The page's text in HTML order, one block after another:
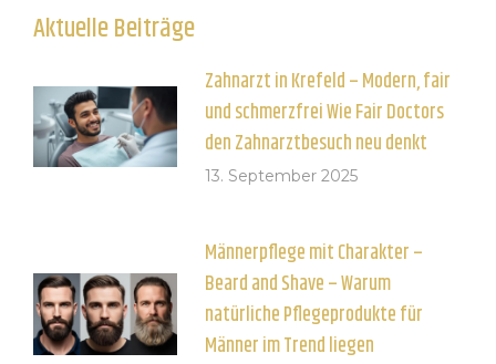
Aktuelle Beiträge
Zahnarzt in Krefeld – Modern, fair
und schmerzfrei Wie Fair Doctors
den Zahnarztbesuch neu denkt
13. September 2025
Männerpflege mit Charakter –
Beard and Shave – Warum
natürliche Pflegeprodukte für
Männer im Trend liegen